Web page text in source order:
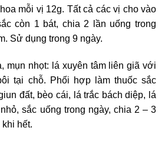
mỗi vị 12g. Tất cả các vị cho vào
còn 1 bát, chia 2 lần uống trong
Sử dụng trong 9 ngày.
mụn nhọt: lá xuyên tâm liên giã với
tại chỗ. Phối hợp làm thuốc sắc
đất, bèo cái, lá trắc bách diệp, lá
sắc uống trong ngày, chia 2 – 3
hết.